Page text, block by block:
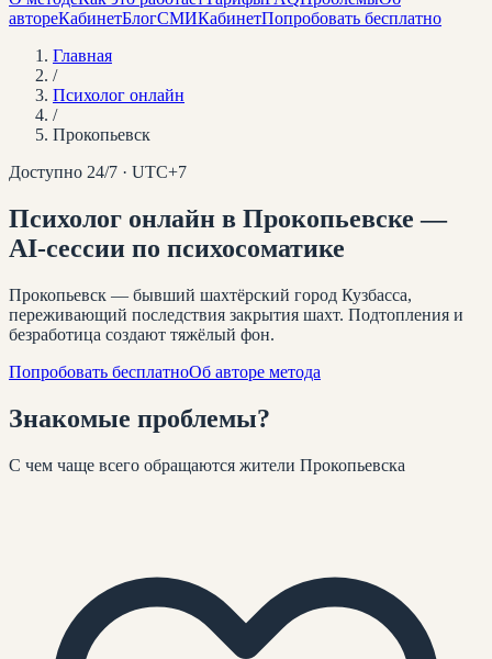
автореКабинетБлогСМИКабинетПопробовать бесплатно
Главная
/
Психолог онлайн
/
Прокопьевск
Доступно 24/7 · UTC+7
Психолог онлайн в Прокопьевске —
AI-сессии по психосоматике
Прокопьевск — бывший шахтёрский город Кузбасса,
переживающий последствия закрытия шахт. Подтопления и
безработица создают тяжёлый фон.
Попробовать бесплатноОб авторе метода
Знакомые проблемы?
С чем чаще всего обращаются жители Прокопьевска